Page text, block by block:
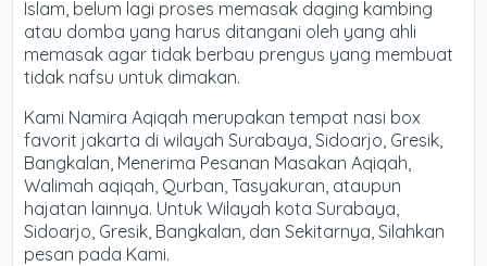
Islam, belum lagi proses memasak daging kambing
atau domba yang harus ditangani oleh yang ahli
memasak agar tidak berbau prengus yang membuat
tidak nafsu untuk dimakan.
Kami Namira Aqiqah merupakan tempat nasi box
favorit jakarta di wilayah Surabaya, Sidoarjo, Gresik,
Bangkalan, Menerima Pesanan Masakan Aqiqah,
Walimah aqiqah, Qurban, Tasyakuran, ataupun
hajatan lainnya. Untuk Wilayah kota Surabaya,
Sidoarjo, Gresik, Bangkalan, dan Sekitarnya, Silahkan
pesan pada Kami.